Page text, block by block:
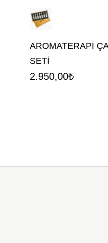
AROMATERAPİ
SETİ
2.950,00₺